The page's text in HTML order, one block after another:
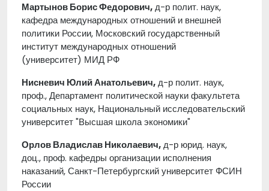
Мартынов Борис Федорович,д-р полит. наук,
кафедра международных отношений и внешней
политики России, Московский государственный
институт международных отношений
(университет) МИД РФ
Нисневич Юлий Анатольевич,д-р полит. наук,
проф., Департамент политической науки факультета
социальных наук, Национальный исследовательский
университет "Высшая школа экономики"
Орлов Владислав Николаевич,д-р юрид. наук,
доц., проф. кафедры организации исполнения
наказаний, Санкт-Петербургский университет ФСИН
России